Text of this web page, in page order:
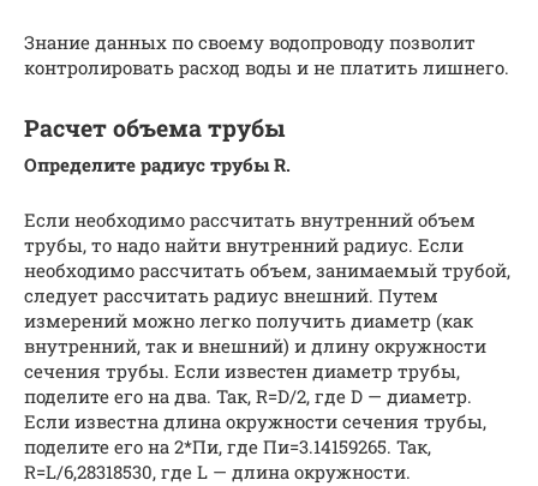
Знание данных по своему водопроводу позволит
контролировать расход воды и не платить лишнего.
Расчет объема трубы
Определите радиус трубы R.
Если необходимо рассчитать внутренний объем
трубы, то надо найти внутренний радиус. Если
необходимо рассчитать объем, занимаемый трубой,
следует рассчитать радиус внешний. Путем
измерений можно легко получить диаметр (как
внутренний, так и внешний) и длину окружности
сечения трубы. Если известен диаметр трубы,
поделите его на два. Так, R=D/2, где D — диаметр.
Если известна длина окружности сечения трубы,
поделите его на 2*Пи, где Пи=3.14159265. Так,
R=L/6,28318530, где L — длина окружности.